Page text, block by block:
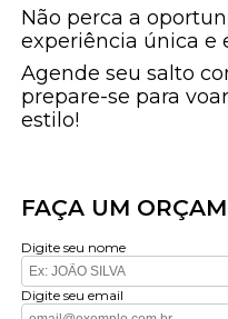
Não perca a
experiência única e
Agende seu salto
prepare-se para
estilo!
FAÇA UM
Digite seu nome
Digite seu email